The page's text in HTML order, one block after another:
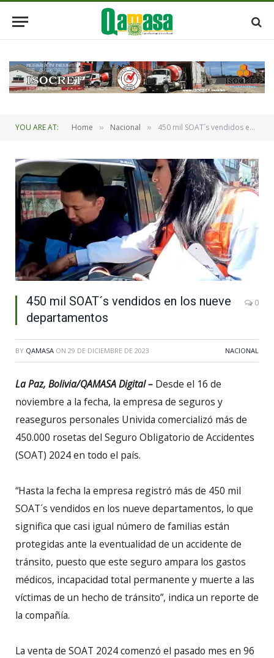
YOU ARE AT: Home » Nacional » 450 mil SOAT´s vendidos en los nueve departamentos
450 mil SOAT´s vendidos en los nueve
departamentos
0
BY QAMASA ON 29 DE DICIEMBRE DE 2023 NACIONAL
La Paz, Bolivia/QAMASA Digital – Desde el 16 de
noviembre a la fecha, la empresa de seguros y
reaseguros personales Univida comercializó más de
450.000 rosetas del Seguro Obligatorio de Accidentes
(SOAT) 2024 en todo el país.
“Hasta la fecha la empresa registró más de 450 mil
SOAT´s vendidos en los nueve departamentos, lo que
significa que casi igual número de familias están
protegidas ante la eventualidad de un accidente de
tránsito, puesto que este seguro ampara los gastos
médicos, incapacidad total permanente y muerte a las
víctimas de un hecho de tránsito”, indica un reporte de
la compañía.
La venta de SOAT 2024 comenzó el pasado mes en 96